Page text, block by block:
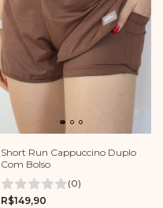
Short Run Cappuccino Duplo
Com Bolso
(0)
R$149,90